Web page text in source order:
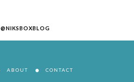
@NIKSBOXBLOG
ABOUT CONTACT